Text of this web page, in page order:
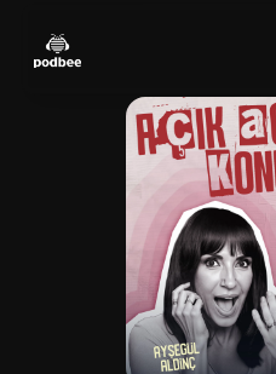
menu